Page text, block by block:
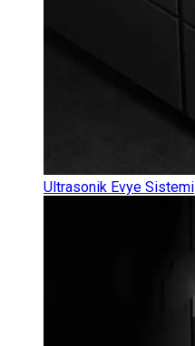
Ultrasonik Evye Sistemi